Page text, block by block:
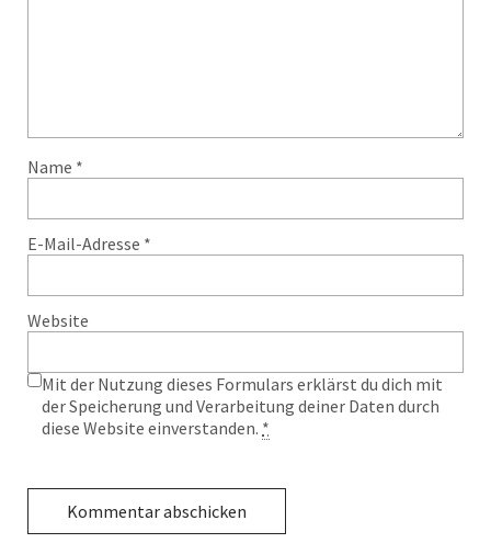
Name *
E-Mail-Adresse *
Website
Mit der Nutzung dieses Formulars erklärst du dich mit
der Speicherung und Verarbeitung deiner Daten durch
diese Website einverstanden. *